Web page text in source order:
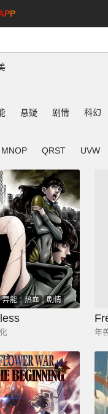
悬疑 剧情 科幻
MNOP QRST UVW
异能 热血 剧情
年